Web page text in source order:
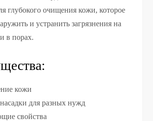
глубокого очищения кожи, которое
и устранить загрязнения на
в порах.
кожи
для разных нужд
свойства